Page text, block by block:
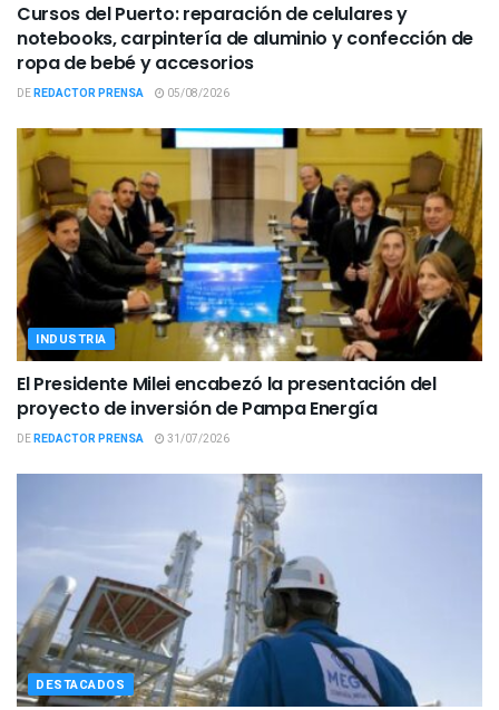
Cursos del Puerto: reparación de celulares y
notebooks, carpintería de aluminio y confección de
ropa de bebé y accesorios
DEREDACTOR PRENSA 05/08/2026
INDUSTRIA
El Presidente Milei encabezó la presentación del
proyecto de inversión de Pampa Energía
DEREDACTOR PRENSA 31/07/2026
DESTACADOS